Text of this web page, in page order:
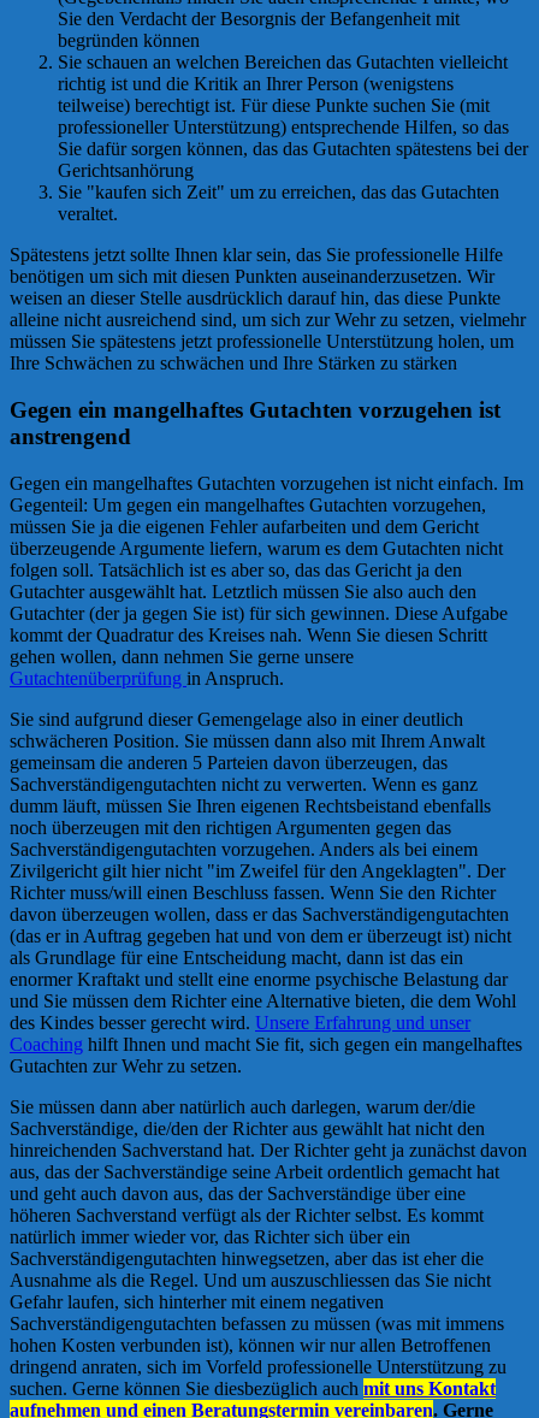
Sie den Verdacht der Besorgnis der Befangenheit mit
begründen können
Sie schauen an welchen Bereichen das Gutachten vielleicht
richtig ist und die Kritik an Ihrer Person (wenigstens
teilweise) berechtigt ist. Für diese Punkte suchen Sie (mit
professioneller Unterstützung) entsprechende Hilfen, so das
Sie dafür sorgen können, das das Gutachten spätestens bei der
Gerichtsanhörung
Sie "kaufen sich Zeit" um zu erreichen, das das Gutachten
veraltet.
Spätestens jetzt sollte Ihnen klar sein, das Sie professionelle Hilfe
benötigen um sich mit diesen Punkten auseinanderzusetzen. Wir
weisen an dieser Stelle ausdrücklich darauf hin, das diese Punkte
alleine nicht ausreichend sind, um sich zur Wehr zu setzen, vielmehr
müssen Sie spätestens jetzt professionelle Unterstützung holen, um
Ihre Schwächen zu schwächen und Ihre Stärken zu stärken
Gegen ein mangelhaftes Gutachten vorzugehen ist
anstrengend
Gegen ein mangelhaftes Gutachten vorzugehen ist nicht einfach. Im
Gegenteil: Um gegen ein mangelhaftes Gutachten vorzugehen,
müssen Sie ja die eigenen Fehler aufarbeiten und dem Gericht
überzeugende Argumente liefern, warum es dem Gutachten nicht
folgen soll. Tatsächlich ist es aber so, das das Gericht ja den
Gutachter ausgewählt hat. Letztlich müssen Sie also auch den
Gutachter (der ja gegen Sie ist) für sich gewinnen. Diese Aufgabe
kommt der Quadratur des Kreises nah. Wenn Sie diesen Schritt
gehen wollen, dann nehmen Sie gerne unsere
Gutachtenüberprüfung in Anspruch.
Sie sind aufgrund dieser Gemengelage also in einer deutlich
schwächeren Position. Sie müssen dann also mit Ihrem Anwalt
gemeinsam die anderen 5 Parteien davon überzeugen, das
Sachverständigengutachten nicht zu verwerten. Wenn es ganz
dumm läuft, müssen Sie Ihren eigenen Rechtsbeistand ebenfalls
noch überzeugen mit den richtigen Argumenten gegen das
Sachverständigengutachten vorzugehen. Anders als bei einem
Zivilgericht gilt hier nicht "im Zweifel für den Angeklagten". Der
Richter muss/will einen Beschluss fassen. Wenn Sie den Richter
davon überzeugen wollen, dass er das Sachverständigengutachten
(das er in Auftrag gegeben hat und von dem er überzeugt ist) nicht
als Grundlage für eine Entscheidung macht, dann ist das ein
enormer Kraftakt und stellt eine enorme psychische Belastung dar
und Sie müssen dem Richter eine Alternative bieten, die dem Wohl
des Kindes besser gerecht wird. Unsere Erfahrung und unser
Coaching hilft Ihnen und macht Sie fit, sich gegen ein mangelhaftes
Gutachten zur Wehr zu setzen.
Sie müssen dann aber natürlich auch darlegen, warum der/die
Sachverständige, die/den der Richter aus gewählt hat nicht den
hinreichenden Sachverstand hat. Der Richter geht ja zunächst davon
aus, das der Sachverständige seine Arbeit ordentlich gemacht hat
und geht auch davon aus, das der Sachverständige über eine
höheren Sachverstand verfügt als der Richter selbst. Es kommt
natürlich immer wieder vor, das Richter sich über ein
Sachverständigengutachten hinwegsetzen, aber das ist eher die
Ausnahme als die Regel. Und um auszuschliessen das Sie nicht
Gefahr laufen, sich hinterher mit einem negativen
Sachverständigengutachten befassen zu müssen (was mit immens
hohen Kosten verbunden ist), können wir nur allen Betroffenen
dringend anraten, sich im Vorfeld professionelle Unterstützung zu
suchen. Gerne können Sie diesbezüglich auch mit uns Kontakt
aufnehmen und einen Beratungstermin vereinbaren. Gerne